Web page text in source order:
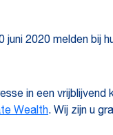
2020 melden bij
in een
Wealth. Wij zijn u